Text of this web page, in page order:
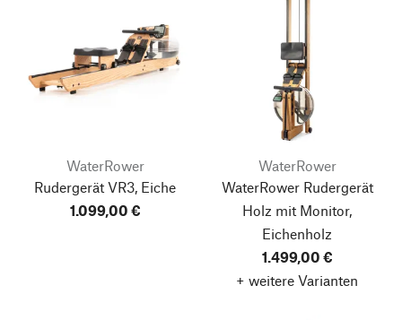
WaterRower
Rudergerät VR3, Eiche
1.099,00 €
WaterRower
WaterRower Rudergerät
Holz mit Monitor,
Eichenholz
1.499,00 €
+ weitere Varianten